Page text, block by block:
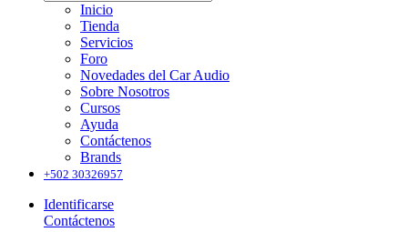
Inicio
Tienda
Servicios
Foro
Novedades del Car Audio
Sobre Nosotros
Cursos
Ayuda
Contáctenos
Brands
+502 30326957
Identificarse
Contáctenos